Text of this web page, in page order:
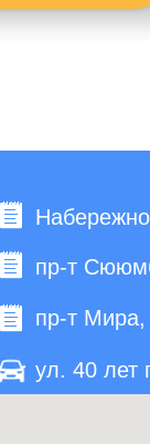
пр-т
пр-т
ул. 40 лет